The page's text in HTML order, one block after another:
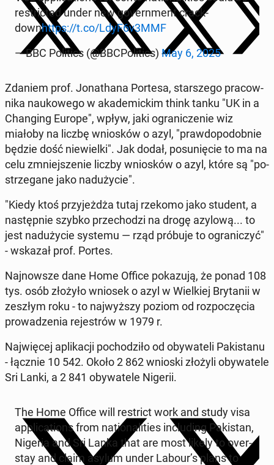
re­stric­ted under new go­vern­ment crack­
downhttps://t.co/LdyF6v3MMF
— BBC Po­li­tics (@BBC­Po­li­tics) May 6, 2025
Zdaniem prof. Jo­na­tha­na Portesa, star­sze­go pra­cow­
ni­ka na­uko­we­go w aka­de­mic­kim think tanku "UK in a
Chan­ging Europe", wpływ, jaki ogra­ni­cze­nie wiz
miałoby na liczbę wnio­sków o azyl, "praw­do­po­dob­nie
będzie dość nie­wiel­ki". Jak dodał, po­su­nię­cie to ma na
celu zmniej­sze­nie liczby wnio­sków o azyl, które są "po­
strze­ga­ne jako nad­uży­cie".
"Kiedy ktoś przy­jeż­dża tutaj rzekomo jako student, a
na­stęp­nie szybko prze­cho­dzi na drogę azylową... to
jest nad­uży­cie systemu — rząd próbuje to ogra­ni­czyć"
- wskazał prof. Portes.
Naj­now­sze dane Home Office po­ka­zu­ją, że ponad 108
tys. osób złożyło wniosek o azyl w Wiel­kiej Bry­ta­nii w
zeszłym roku - to naj­wyż­szy poziom od roz­po­czę­cia
pro­wa­dze­nia re­je­strów w 1979 r.
Naj­wię­cej apli­ka­cji po­cho­dzi­ło od oby­wa­te­li Pa­ki­sta­nu
- łącznie 10 542. Około 2 862 wnioski złożyli oby­wa­te­le
Sri Lanki, a 2 841 oby­wa­te­le Nigerii.
The Home Office will re­strict work and study visa
ap­pli­ca­tions from na­tio­na­li­ties in­c­lu­ding Pa­ki­stan,
Nigeria and Sri Lanka that are most likely to over­
stay and claim asylum under Labour’s plans to